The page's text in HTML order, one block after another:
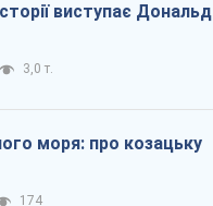
виступає Дональд
3,0 т.
моря: про козацьку
174